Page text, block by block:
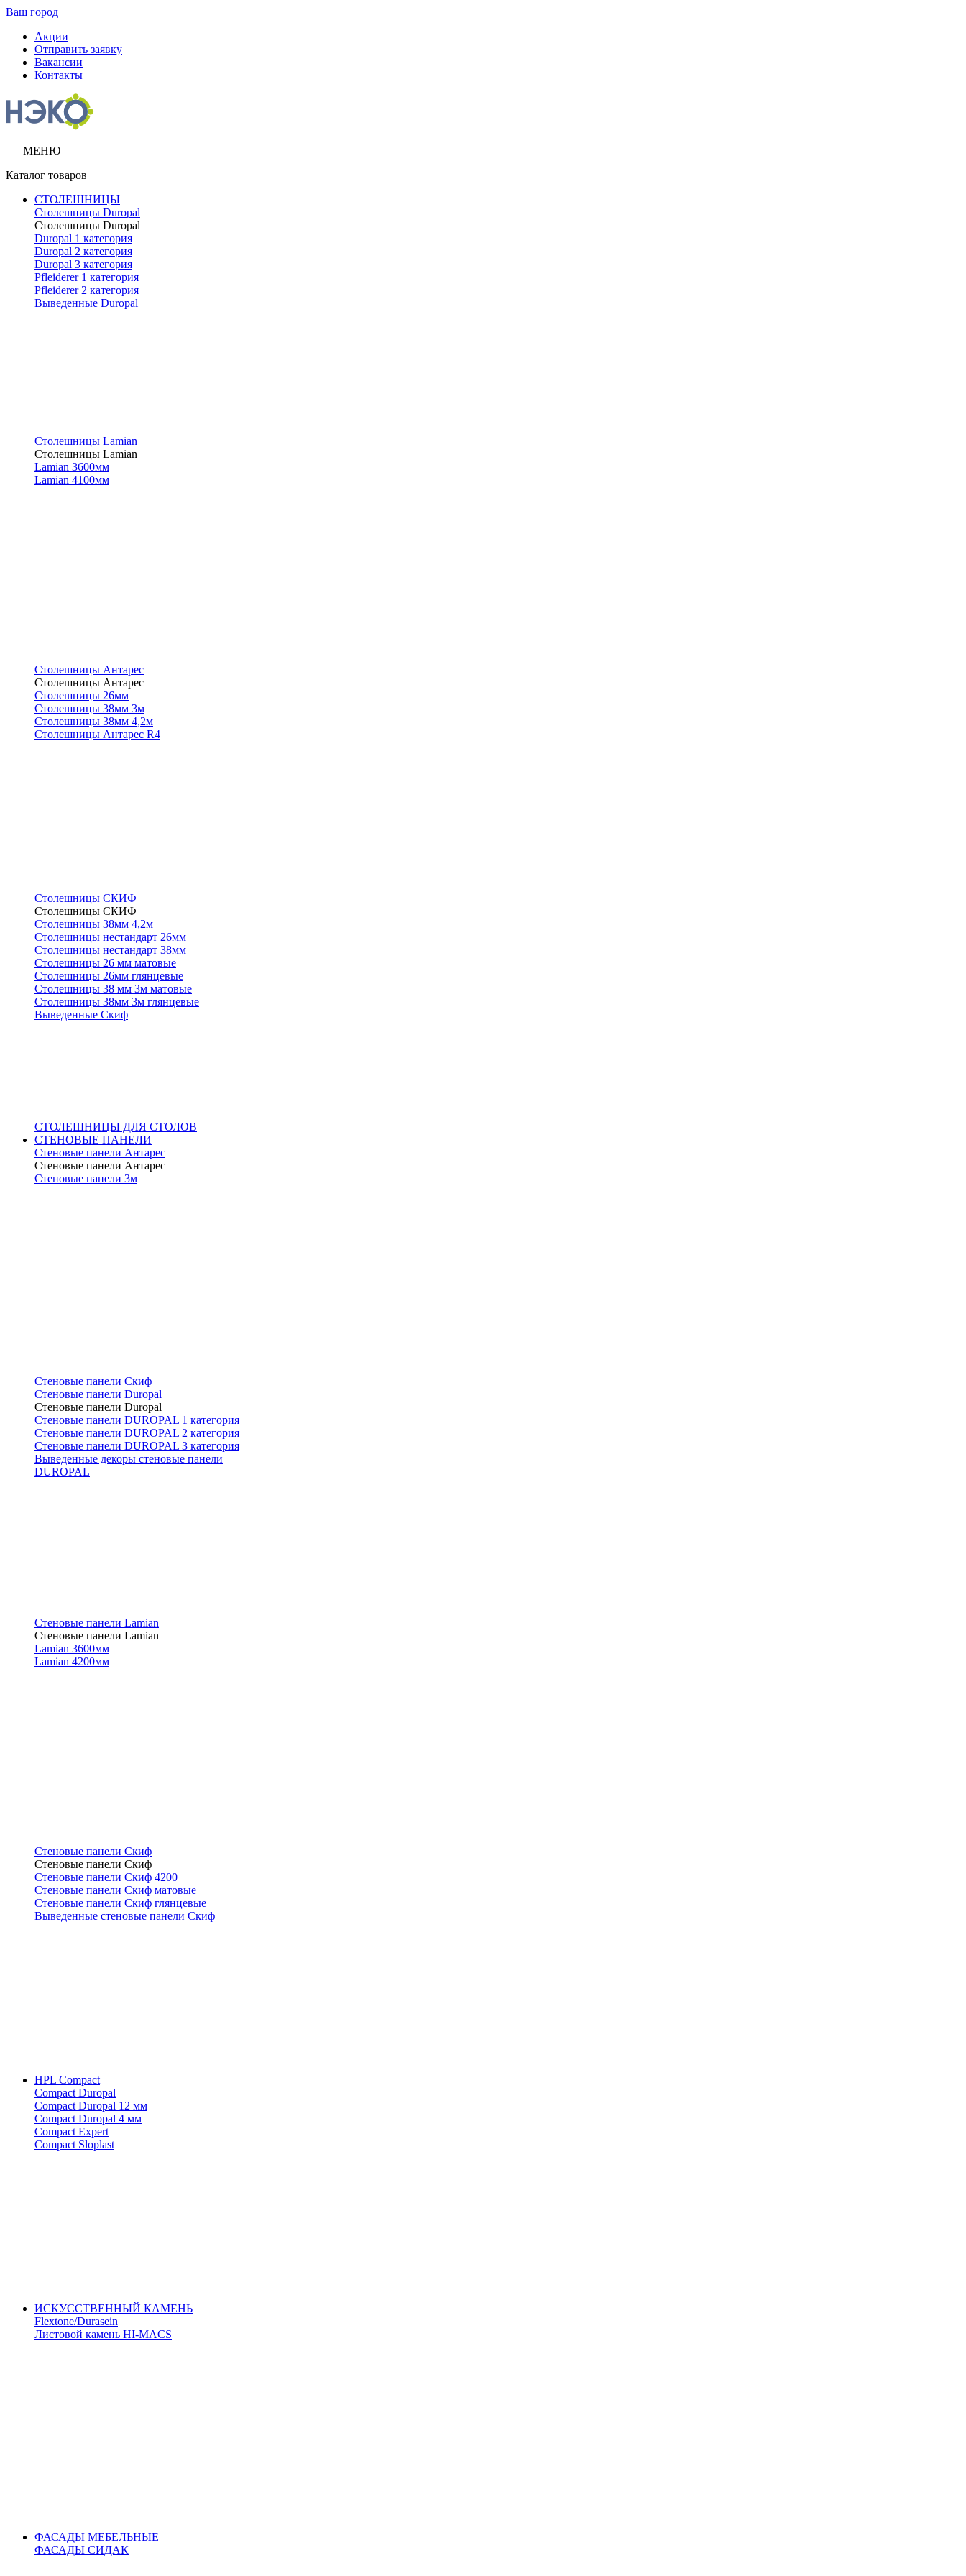
Ваш город
Акции
Отправить заявку
Вакансии
Контакты
МЕНЮ
Каталог товаров
СТОЛЕШНИЦЫ
Столешницы Duropal
Столешницы Duropal
Duropal 1 категория
Duropal 2 категория
Duropal 3 категория
Pfleiderer 1 категория
Pfleiderer 2 категория
Выведенные Duropal
Столешницы Lamian
Столешницы Lamian
Lamian 3600мм
Lamian 4100мм
Столешницы Антарес
Столешницы Антарес
Столешницы 26мм
Столешницы 38мм 3м
Столешницы 38мм 4,2м
Столешницы Антарес R4
Столешницы СКИФ
Столешницы СКИФ
Столешницы 38мм 4,2м
Столешницы нестандарт 26мм
Столешницы нестандарт 38мм
Столешницы 26 мм матовые
Столешницы 26мм глянцевые
Столешницы 38 мм 3м матовые
Столешницы 38мм 3м глянцевые
Выведенные Скиф
СТОЛЕШНИЦЫ ДЛЯ СТОЛОВ
СТЕНОВЫЕ ПАНЕЛИ
Стеновые панели Антарес
Стеновые панели Антарес
Стеновые панели 3м
Стеновые панели Скиф
Стеновые панели Duropal
Стеновые панели Duropal
Стеновые панели DUROPAL 1 категория
Стеновые панели DUROPAL 2 категория
Стеновые панели DUROPAL 3 категория
Выведенные декоры стеновые панели
DUROPAL
Стеновые панели Lamian
Стеновые панели Lamian
Lamian 3600мм
Lamian 4200мм
Стеновые панели Скиф
Стеновые панели Скиф
Стеновые панели Скиф 4200
Стеновые панели Скиф матовые
Стеновые панели Скиф глянцевые
Выведенные стеновые панели Скиф
HPL Compact
Compact Duropal
Compact Duropal 12 мм
Compact Duropal 4 мм
Compact Expert
Compact Sloplast
ИСКУССТВЕННЫЙ КАМЕНЬ
Flextone/Durasein
Листовой камень HI-MACS
ФАСАДЫ МЕБЕЛЬНЫЕ
ФАСАДЫ СИДАК